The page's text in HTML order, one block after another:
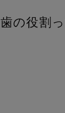
歯の役割